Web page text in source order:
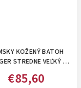
KOŽENÝ BATOH
STREDNE VEĽKÝ –
PRUHOM
€85,60